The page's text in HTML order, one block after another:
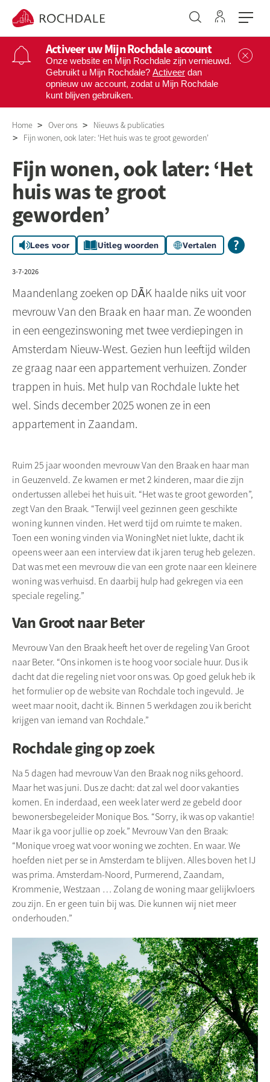
Naar hoofdinhoud
Naar hoofdnavigatiemenu
Naar zoeken
Naar de homepage Ga naar
Activeer uw Mijn Rochdale account
Onze website en Mijn Rochdale zijn vernieuwd.
Gebruikt u Mijn Rochdale? Activeer dan
opnieuw uw account, zodat u Mijn Rochdale
kunt blijven gebruiken.
Home Over ons
Nieuws & publicaties
Fijn wonen, ook later: ‘Het huis was te groot geworden’
Fijn wonen, ook later: ‘Het
huis was te groot
geworden’
Lees voor Uitleg woorden Vertalen
3-7-2026
Maandenlang zoeken op DĀK haalde niks uit voor
mevrouw Van den Braak en haar man. Ze woonden
in een eengezinswoning met twee verdiepingen in
Amsterdam Nieuw-West. Gezien hun leeftijd wilden
ze graag naar een appartement verhuizen. Zonder
trappen in huis. Met hulp van Rochdale lukte het
wel. Sinds december 2025 wonen ze in een
appartement in Zaandam.
Ruim 25 jaar woonden mevrouw Van den Braak en haar man
in Geuzenveld. Ze kwamen er met 2 kinderen, maar die zijn
ondertussen allebei het huis uit. “Het was te groot geworden”,
zegt Van den Braak. “Terwijl veel gezinnen geen geschikte
woning kunnen vinden. Het werd tijd om ruimte te maken.
Toen een woning vinden via WoningNet niet lukte, dacht ik
opeens weer aan een interview dat ik jaren terug heb gelezen.
Dat was met een mevrouw die van een grote naar een kleinere
woning was verhuisd. En daarbij hulp had gekregen via een
speciale regeling.”
Van Groot naar Beter
Mevrouw Van den Braak heeft het over de regeling Van Groot
naar Beter. “Ons inkomen is te hoog voor sociale huur. Dus ik
dacht dat die regeling niet voor ons was. Op goed geluk heb ik
het formulier op de website van Rochdale toch ingevuld. Je
weet maar nooit, dacht ik. Binnen 5 werkdagen zou ik bericht
krijgen van iemand van Rochdale.”
Rochdale ging op zoek
Na 5 dagen had mevrouw Van den Braak nog niks gehoord.
Maar het was juni. Dus ze dacht: dat zal wel door vakanties
komen. En inderdaad, een week later werd ze gebeld door
bewonersbegeleider Monique Bos. “Sorry, ik was op vakantie!
Maar ik ga voor jullie op zoek.” Mevrouw Van den Braak:
“Monique vroeg wat voor woning we zochten. En waar. We
hoefden niet per se in Amsterdam te blijven. Alles boven het IJ
was prima. Amsterdam-Noord, Purmerend, Zaandam,
Krommenie, Westzaan … Zolang de woning maar gelijkvloers
zou zijn. En er geen tuin bij was. Die kunnen wij niet meer
onderhouden.”